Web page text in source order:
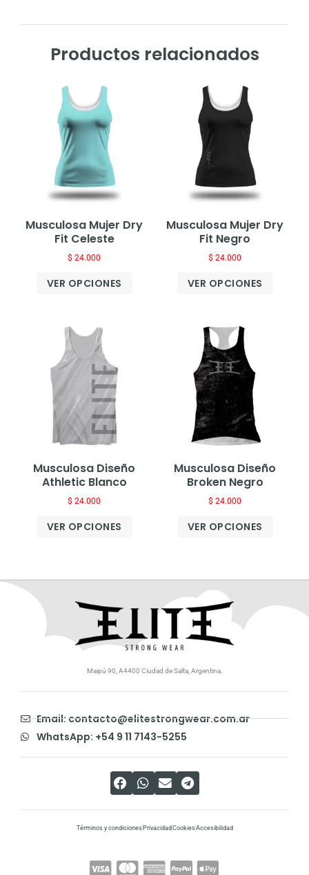
Productos relacionados
Musculosa Mujer Dry
Fit Celeste
$ 24.000
VER OPCIONES
Musculosa Mujer Dry
Fit Negro
$ 24.000
VER OPCIONES
Musculosa Diseño
Athletic Blanco
$ 24.000
VER OPCIONES
Musculosa Diseño
Broken Negro
$ 24.000
VER OPCIONES
Maipú 90, A4400 Ciudad de Salta, Argentina.
Email: contacto@elitestrongwear.com.ar
WhatsApp: +54 9 11 7143-5255
Términos y condiciones PrivacidadCookiesAccesibilidad